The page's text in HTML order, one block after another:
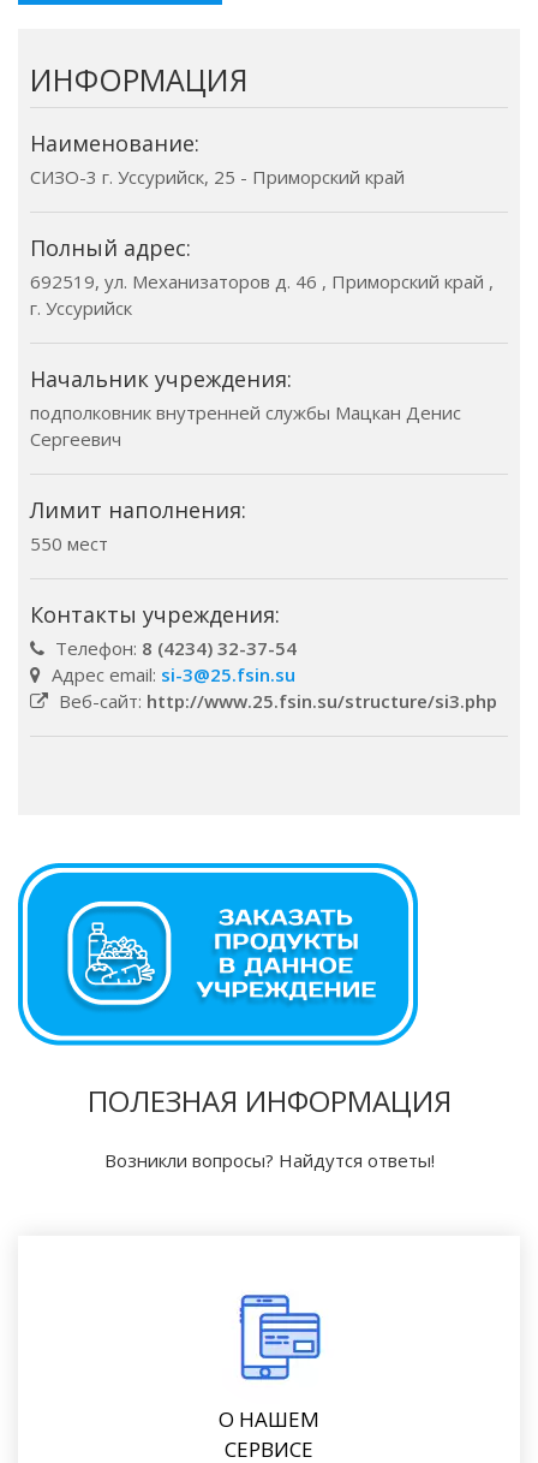
ИНФОРМАЦИЯ
Наименование:
СИЗО-3 г. Уссурийск, 25 - Приморский край
Полный адрес:
692519, ул. Механизаторов д. 46 , Приморский край ,
г. Уссурийск
Начальник учреждения:
подполковник внутренней службы Мацкан Денис
Сергеевич
Лимит наполнения:
550 мест
Контакты учреждения:
Телефон: 8 (4234) 32-37-54
Адрес email: si-3@25.fsin.su
Веб-сайт: http://www.25.fsin.su/structure/si3.php
ПОЛЕЗНАЯ ИНФОРМАЦИЯ
Возникли вопросы? Найдутся ответы!
О НАШЕМ
СЕРВИСЕ